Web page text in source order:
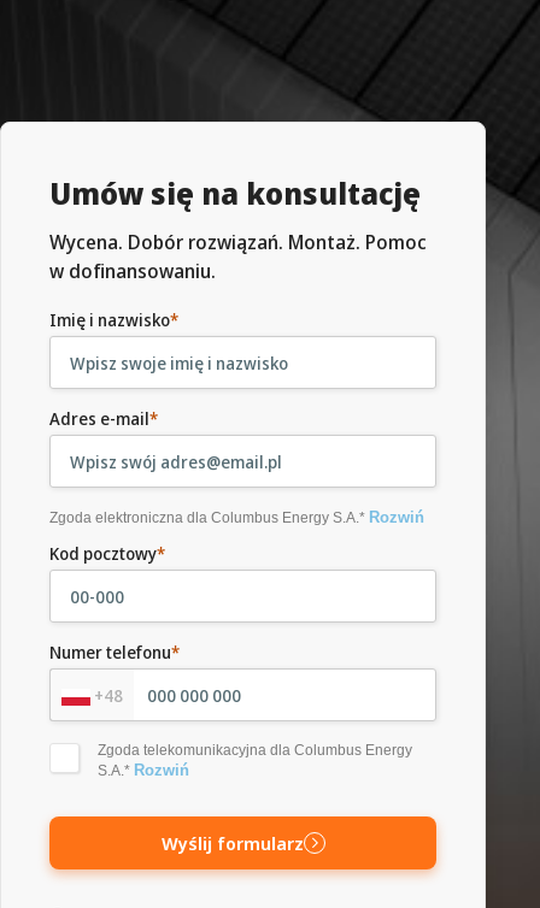
Umów się na konsultację
Wycena. Dobór rozwiązań. Montaż. Pomoc
w dofinansowaniu.
Imię i nazwisko*
Adres e-mail*
Zgoda elektroniczna dla Columbus Energy S.A.* Rozwiń
Kod pocztowy*
Numer telefonu*
+48
Zgoda telekomunikacyjna dla Columbus Energy
S.A.* Rozwiń
Wyślij formularz